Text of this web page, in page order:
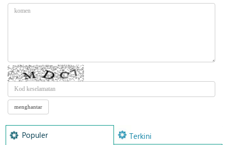
Populer Terkini